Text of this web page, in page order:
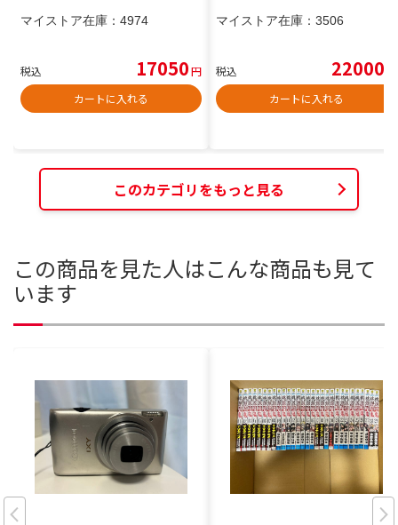
マイストア在庫： 4974
税込 17050円
カートに入れる
マイストア在庫： 3506
税込 22000
カートに入れる
このカテゴリをもっと見る
この商品を見た人はこんな商品も見て
います